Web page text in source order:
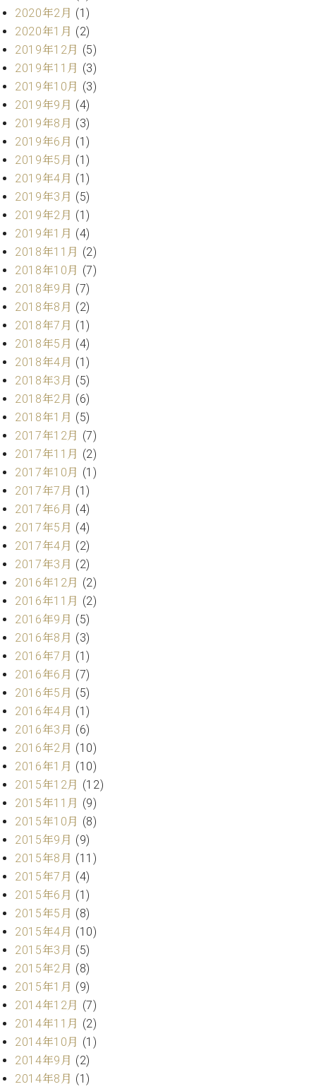
W.
ホ
フ
マ
ン
プ
ロ
フ
ェ
ッ
シ
ョ
ナ
ル
W.
ホ
フ
マ
ン
ト
ラ
デ
ィ
シ
ョ
ン
W.
ホ
フ
マ
ン
ヴ
ィ
ジ
ョ
ン
C.BECHSTEIN
Digital(ベ
ヒ
シ
ュ
タ
イ
ン
ジ
タ
ル)
内
(PDF)
お
い
合
わ
せ
本
社
：
八
王
子
技
術
営
業
セ
ン
タ
ー
ス
タ
フ
ご
挨
拶
技
者
紹
介
展示
情報
【ユ
ピア
ノ特
選中
古】
イ
ン
ト
情
報
八
王
工
房
ブ
ロ
グ
ク
セ
ス
お
問
い
わ
せ
2020年2月 (1)
2020年1月 (2)
2019年12月 (5)
2019年11月 (3)
2019年10月 (3)
2019年9月 (4)
2019年8月 (3)
2019年6月 (1)
2019年5月 (1)
2019年4月 (1)
2019年3月 (5)
2019年2月 (1)
2019年1月 (4)
2018年11月 (2)
2018年10月 (7)
2018年9月 (7)
2018年8月 (2)
2018年7月 (1)
2018年5月 (4)
2018年4月 (1)
2018年3月 (5)
2018年2月 (6)
2018年1月 (5)
2017年12月 (7)
2017年11月 (2)
2017年10月 (1)
2017年7月 (1)
2017年6月 (4)
2017年5月 (4)
2017年4月 (2)
2017年3月 (2)
2016年12月 (2)
2016年11月 (2)
2016年9月 (5)
2016年8月 (3)
2016年7月 (1)
2016年6月 (7)
2016年5月 (5)
2016年4月 (1)
2016年3月 (6)
2016年2月 (10)
2016年1月 (10)
2015年12月 (12)
2015年11月 (9)
2015年10月 (8)
2015年9月 (9)
2015年8月 (11)
2015年7月 (4)
2015年6月 (1)
2015年5月 (8)
2015年4月 (10)
2015年3月 (5)
2015年2月 (8)
2015年1月 (9)
2014年12月 (7)
2014年11月 (2)
2014年10月 (1)
2014年9月 (2)
2014年8月 (1)